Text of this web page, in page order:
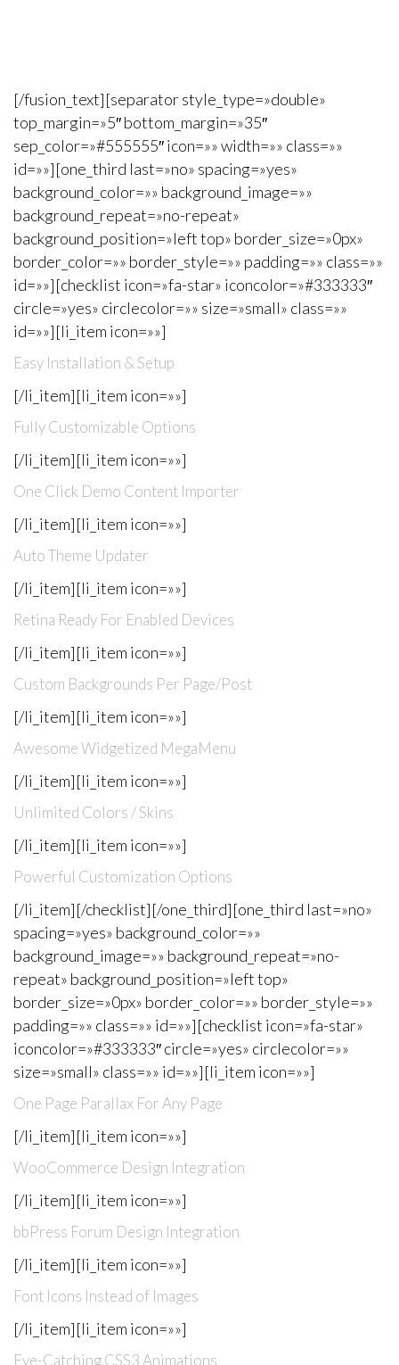
[/fusion_text][separator style_type=»double»
top_margin=»5″ bottom_margin=»35″
sep_color=»#555555″ icon=»» width=»» class=»»
id=»»][one_third last=»no» spacing=»yes»
background_color=»» background_image=»»
background_repeat=»no-repeat»
background_position=»left top» border_size=»0px»
border_color=»» border_style=»» padding=»» class=»»
id=»»][checklist icon=»fa-star» iconcolor=»#333333″
circle=»yes» circlecolor=»» size=»small» class=»»
id=»»][li_item icon=»»]
Easy Installation & Setup
[/li_item][li_item icon=»»]
Fully Customizable Options
[/li_item][li_item icon=»»]
One Click Demo Content Importer
[/li_item][li_item icon=»»]
Auto Theme Updater
[/li_item][li_item icon=»»]
Retina Ready For Enabled Devices
[/li_item][li_item icon=»»]
Custom Backgrounds Per Page/Post
[/li_item][li_item icon=»»]
Awesome Widgetized MegaMenu
[/li_item][li_item icon=»»]
Unlimited Colors / Skins
[/li_item][li_item icon=»»]
Powerful Customization Options
[/li_item][/checklist][/one_third][one_third last=»no»
spacing=»yes» background_color=»»
background_image=»» background_repeat=»no-
repeat» background_position=»left top»
border_size=»0px» border_color=»» border_style=»»
padding=»» class=»» id=»»][checklist icon=»fa-star»
iconcolor=»#333333″ circle=»yes» circlecolor=»»
size=»small» class=»» id=»»][li_item icon=»»]
One Page Parallax For Any Page
[/li_item][li_item icon=»»]
WooCommerce Design Integration
[/li_item][li_item icon=»»]
bbPress Forum Design Integration
[/li_item][li_item icon=»»]
Font Icons Instead of Images
[/li_item][li_item icon=»»]
Eye-Catching CSS3 Animations